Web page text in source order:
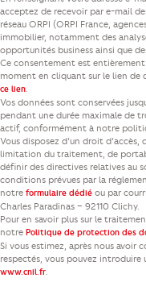
acceptez de recevoir par e-mail
réseau ORPI (ORPI France,
immobilier, notamment des
opportunités business ainsi que
Ce consentement est
moment en cliquant sur le lien de
ce lien.
Vos données sont conservées
pendant une durée maximale de
actif, conformément à notre
Vous disposez d’un droit
limitation du traitement, de
définir des directives relatives au
conditions prévues par la
notre formulaire dédié ou par
Charles Paradinas – 92110 Clichy.
Pour en savoir plus sur le
notre Politique de protection des
Si vous estimez, après nous avoir
respectés, vous pouvez introduire
www.cnil.fr.